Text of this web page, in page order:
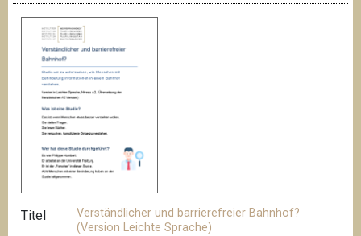
Titel
Verständlicher und barrierefreier Bahnhof?
(Version Leichte Sprache)